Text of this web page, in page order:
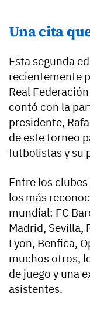
Una cita
Esta segunda
recientemente
Real
contó con la
presidente,
de este torneo
futbolistas y su
Entre los
los más
mundial: FC
Madrid, Sevilla,
Lyon, Benfica,
muchos otros,
de juego y una
asistentes.